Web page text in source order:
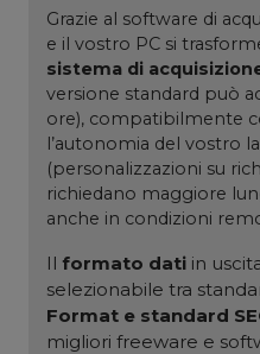
Grazie al software di
e il vostro PC si
sistema di
versione standard può
ore), compatibilmente
l’autonomia del vostro
(personalizzazioni su
richiedano maggiore
anche in condizioni
Il formato dati in
selezionabile tra
Format e standard
migliori freeware e